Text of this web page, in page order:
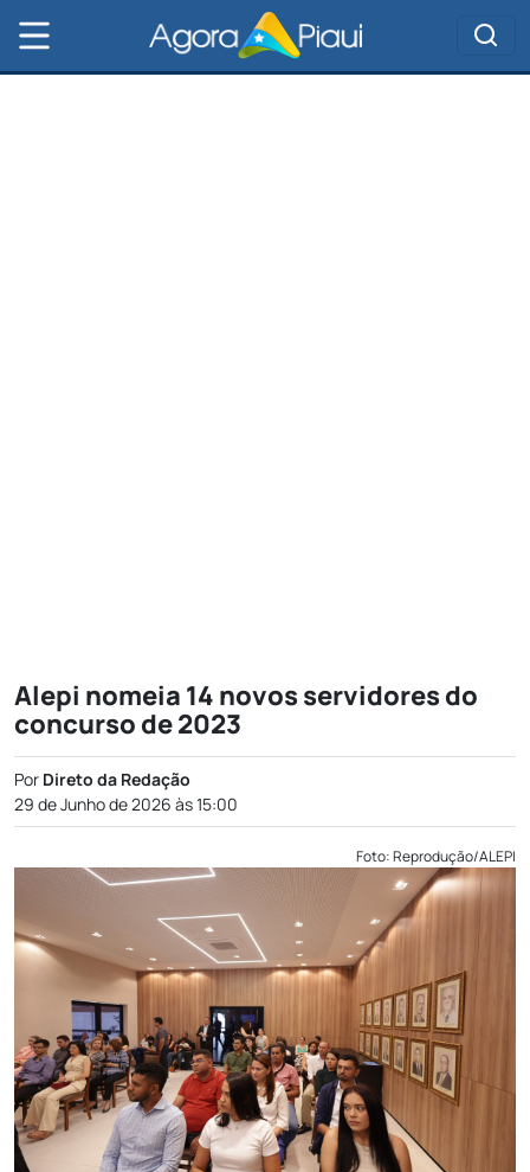
Alepi nomeia 14 novos servidores do
concurso de 2023
Por Direto da Redação
29 de Junho de 2026 às 15:00
Foto: Reprodução/ALEPI